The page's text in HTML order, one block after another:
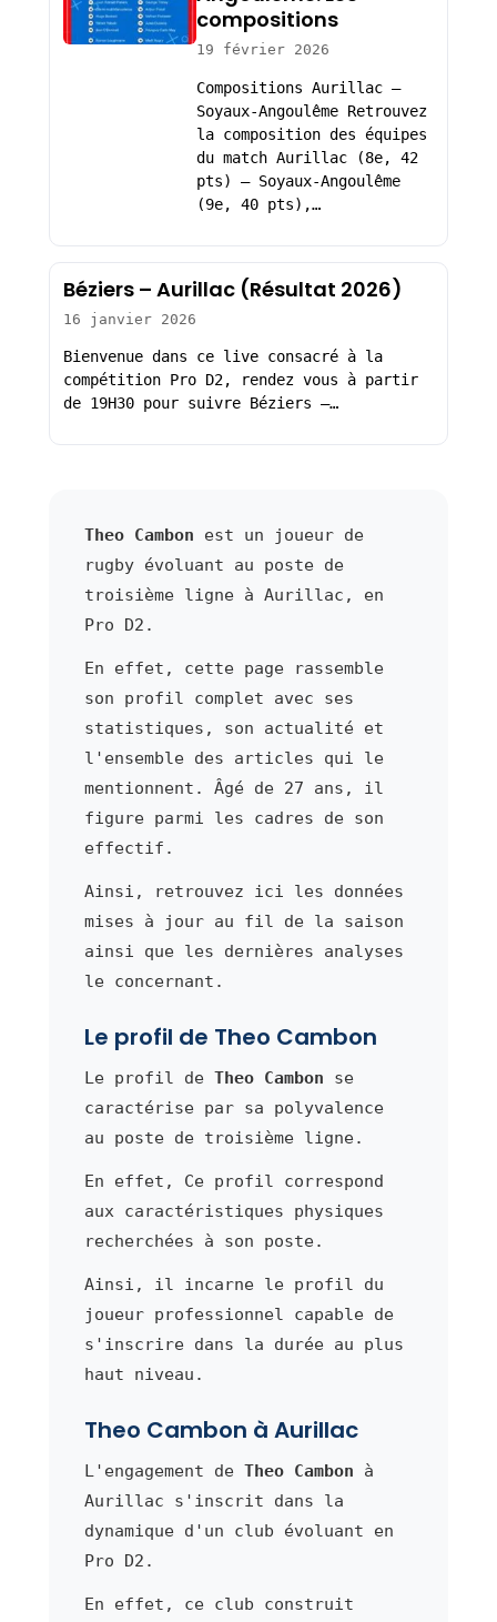
compositions
19 février 2026
Compositions Aurillac –
Soyaux-Angoulême Retrouvez
la composition des équipes
du match Aurillac (8e, 42
pts) – Soyaux-Angoulême
(9e, 40 pts),…
Béziers – Aurillac (Résultat 2026)
16 janvier 2026
Bienvenue dans ce live consacré à la
compétition Pro D2, rendez vous à partir
de 19H30 pour suivre Béziers –…
Theo Cambon est un joueur de
rugby évoluant au poste de
troisième ligne à Aurillac, en
Pro D2.
En effet, cette page rassemble
son profil complet avec ses
statistiques, son actualité et
l'ensemble des articles qui le
mentionnent. Âgé de 27 ans, il
figure parmi les cadres de son
effectif.
Ainsi, retrouvez ici les données
mises à jour au fil de la saison
ainsi que les dernières analyses
le concernant.
Le profil de Theo Cambon
Le profil de Theo Cambon se
caractérise par sa polyvalence
au poste de troisième ligne.
En effet, Ce profil correspond
aux caractéristiques physiques
recherchées à son poste.
Ainsi, il incarne le profil du
joueur professionnel capable de
s'inscrire dans la durée au plus
haut niveau.
Theo Cambon à Aurillac
L'engagement de Theo Cambon à
Aurillac s'inscrit dans la
dynamique d'un club évoluant en
Pro D2.
En effet, ce club construit